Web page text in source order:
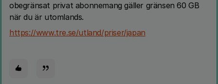
obegränsat privat abonnemang gäller gränsen 60 GB
när du är utomlands.
https://www.tre.se/utland/priser/japan